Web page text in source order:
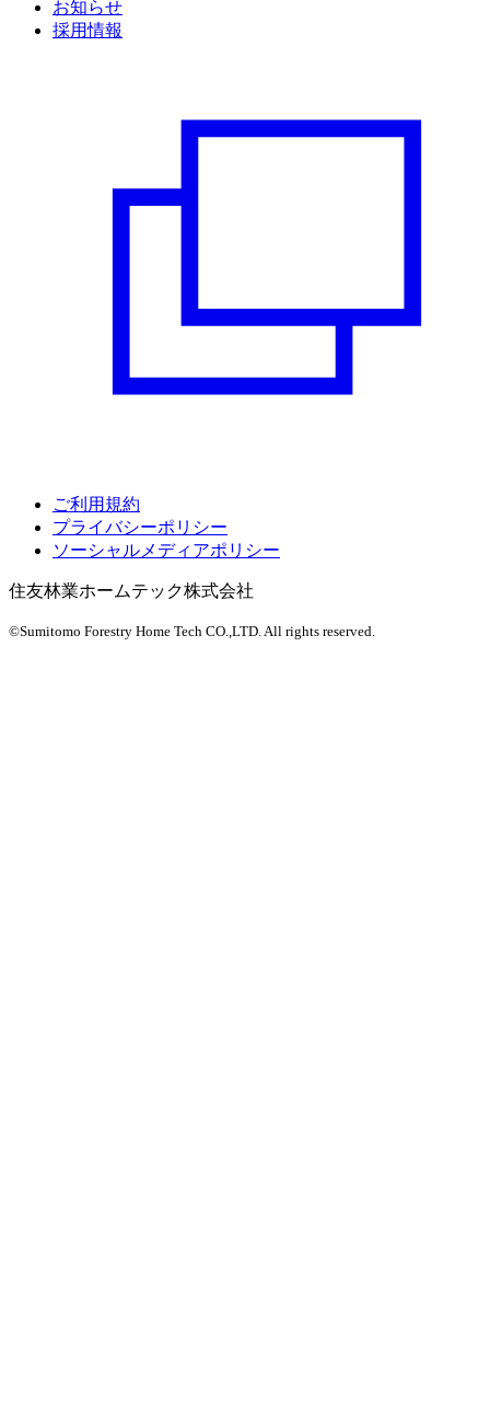
お知らせ
採用情報
ご利用規約
プライバシーポリシー
ソーシャルメディアポリシー
住友林業ホームテック株式会社
©Sumitomo Forestry Home Tech CO.,LTD. All rights reserved.